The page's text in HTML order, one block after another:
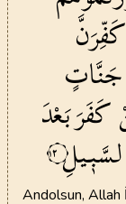
جَنَّاتٍ
كَفَرَبَعْدَ
١٢
Andolsun, Allah